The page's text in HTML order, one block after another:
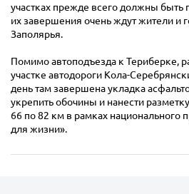
участках прежде всего должны быть
их завершения очень ждут жители и
Заполярья.
Помимо автоподъезда к Териберке,
участке автодороги Кола-
день там завершена укладка
укрепить обочины и нанести
66 по 82 км в рамках национального
для жизни».